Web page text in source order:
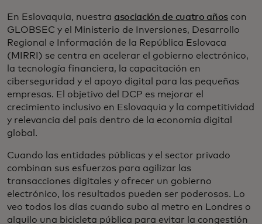
En Eslovaquia, nuestra asociación de cuatro años con
GLOBSEC y el Ministerio de Inversiones, Desarrollo
Regional e Información de la República Eslovaca
(MIRRI) se centra en acelerar el gobierno electrónico,
la tecnología financiera, la capacitación en
ciberseguridad y el apoyo digital para las pequeñas
empresas. El objetivo del DCP es mejorar el
crecimiento inclusivo en Eslovaquia y la competitividad
y relevancia del país dentro de la economía digital
global.
Cuando las entidades públicas y el sector privado
combinan sus esfuerzos para agilizar las
transacciones digitales y ofrecer un gobierno
electrónico, los resultados pueden ser poderosos. Lo
veo todos los días cuando subo al metro en Londres o
alquilo una bicicleta pública para evitar la congestión